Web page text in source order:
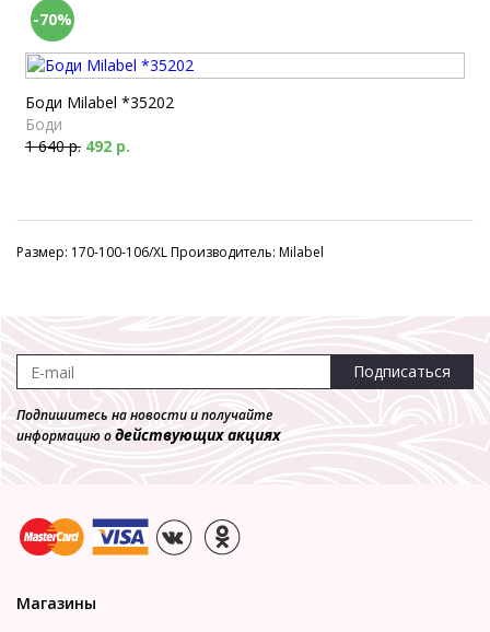
-70%
Боди Milabel *35202
Боди
1 640 р. 492 р.
Размер: 170-100-106/XL Производитель: Milabel
Подписаться
Подпишитесь на новости и получайте
информацию одействующих акциях
Магазины